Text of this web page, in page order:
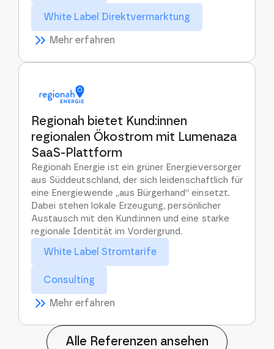
White Label Direktvermarktung
Mehr erfahren
Regionah bietet Kund:innen
regionalen Ökostrom mit Lumenaza
SaaS-Plattform
Regionah Energie ist ein grüner Energieversorger
aus Süddeutschland, der sich leidenschaftlich für
eine Energiewende „aus Bürgerhand“ einsetzt.
Dabei stehen lokale Erzeugung, persönlicher
Austausch mit den Kund:innen und eine starke
regionale Identität im Vordergrund.
White Label Stromtarife
Consulting
Mehr erfahren
Alle Referenzen ansehen